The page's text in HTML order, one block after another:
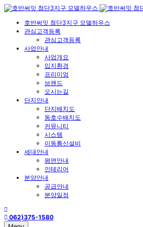
호반써밋 첨단3지구 모델하우스
관심고객등록
관심고객등록
사업안내
사업개요
입지환경
프리미엄
브랜드
오시는길
단지안내
단지배치도
동호수배치도
커뮤니티
시스템
이동통신설비
세대안내
평면안내
인테리어
분양안내
공급안내
분양일정
062)375-1580